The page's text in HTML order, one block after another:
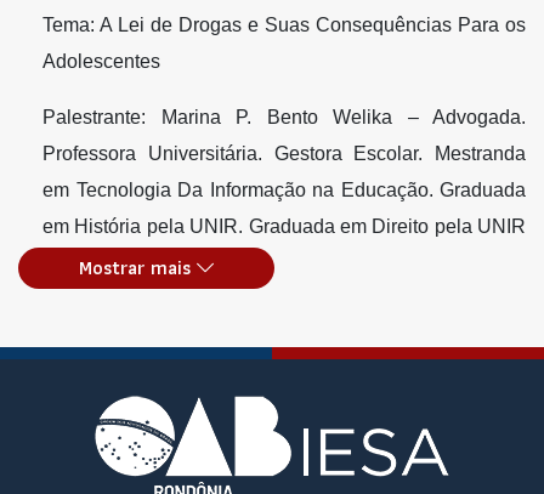
Tema: A Lei de Drogas e Suas Consequências Para os
Adolescentes
Palestrante: Marina P. Bento Welika – Advogada.
Professora Universitária. Gestora Escolar. Mestranda
em Tecnologia Da Informação na Educação. Graduada
em História pela UNIR. Graduada em Direito pela UNIR
. Graduada em Pedagogia pela FAVENI.
Local: EEEFM Cap. Cláudio Manoel da Costa, Rua
João Elias de Souza, nº 301, Cidade do Lobo
Horário: 10h
Mostrar mais